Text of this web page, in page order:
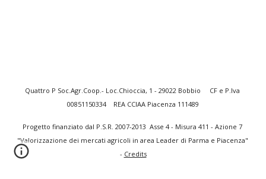
Quattro P Soc.Agr.Coop.- Loc.Chioccia, 1 - 29022 Bobbio     CF e P.Iva
00851150334    REA CCIAA Piacenza 111489
Progetto finanziato dal P.S.R. 2007-2013  Asse 4 - Misura 411 - Azione 7
"Valorizzazione dei mercati agricoli in area Leader di Parma e Piacenza"
- Credits